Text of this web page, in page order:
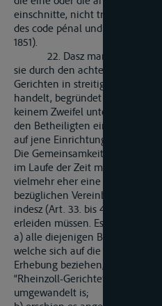
einschnitte, nicht treffen liesz
des code pénal und § 17. des
1851).
22. Dasz mann die
sie durch den achten Titel der
Gerichten in streitigen
handelt, begründet worden,
keinem Zweifel unterliegen;
den Betheiligten ein so
auf jene Einrichtung sich nicht
Die Gemeinsamkeit der
im Laufe der Zeit mehr und
vielmehr eher eine Audehnung
bezüglichen Vereinbarungen.
indesz (Art. 33. bis 40.) in
erleiden müssen. Es waren:
a) alle diejenigen
welche sich auf die
Erhebung beziehen, weshalb
“Rheinzoll-Gerichte” in
umgewandelt is;